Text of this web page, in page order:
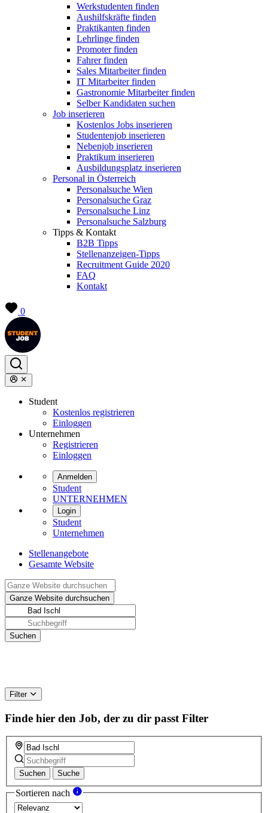
Werkstudenten finden
Aushilfskräfte finden
Praktikanten finden
Lehrlinge finden
Promoter finden
Fahrer finden
Sales Mitarbeiter finden
IT Mitarbeiter finden
Gastronomie Mitarbeiter finden
Selber Kandidaten suchen
Job inserieren
Kostenlos Jobs inserieren
Studentenjob inserieren
Nebenjob inserieren
Praktikum inserieren
Ausbildungsplatz inserieren
Personal in Österreich
Personalsuche Wien
Personalsuche Graz
Personalsuche Linz
Personalsuche Salzburg
Tipps & Kontakt
B2B Tipps
Stellenanzeigen-Tipps
Recruitment Guide 2020
FAQ
Kontakt
0
Student
Kostenlos registrieren
Einloggen
Unternehmen
Registrieren
Einloggen
Anmelden
Student
UNTERNEHMEN
Login
Student
Unternehmen
Stellenangebote
Gesamte Website
Filter
Finde hier den Job, der zu dir passt Filter
Suchen Suche
Sortieren nach